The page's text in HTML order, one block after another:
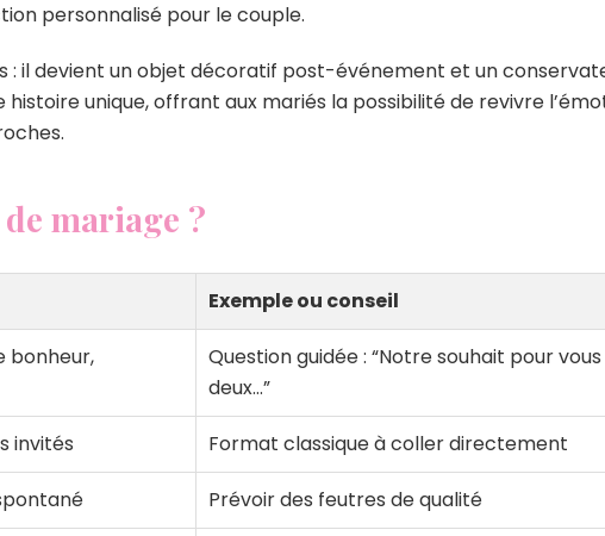
personnalisé pour le couple.
: il devient un objet décoratif post-événement et un
unique, offrant aux mariés la possibilité de revivre
mariage ?
Exemple ou conseil
bonheur,
Question guidée : “Notre souhait pour vous
deux…”
invités Format classique à coller directement
Prévoir des feutres de qualité